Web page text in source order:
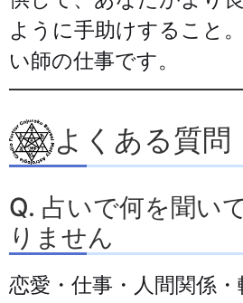
ように手助けすること
い師の仕事です。
よくある質問
Q. 占いで何を聞い
りません
恋愛・仕事・人間関係